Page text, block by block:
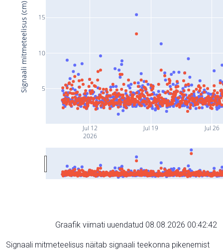
Jul 12
2026
Jul 19 Jul 26
5
10
15
Signaali mitmeteelisus (cm)
Graafik viimati uuendatud 08.08.2026 00:42:42
Signaali mitmeteelisus näitab signaali teekonna pikenemist